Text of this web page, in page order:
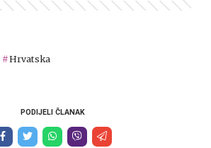
Hrvatska
PODIJELI ČLANAK